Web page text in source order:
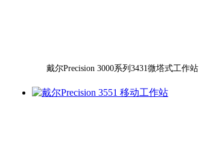
戴尔Precision 3000系列3431微塔式工作站